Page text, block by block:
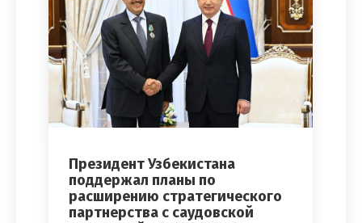
Президент Узбекистана
поддержал планы по
расширению стратегического
партнерства с саудовской